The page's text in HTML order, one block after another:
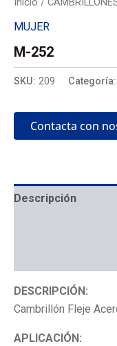
MUJER
M-252
SKU: 209 Categoría:
Contacta con
Descripción
DESCRIPCIÓN:
Cambrillón Fleje
APLICACIÓN: